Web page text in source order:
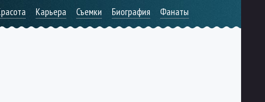
Карьера Съемки Биография Фанаты